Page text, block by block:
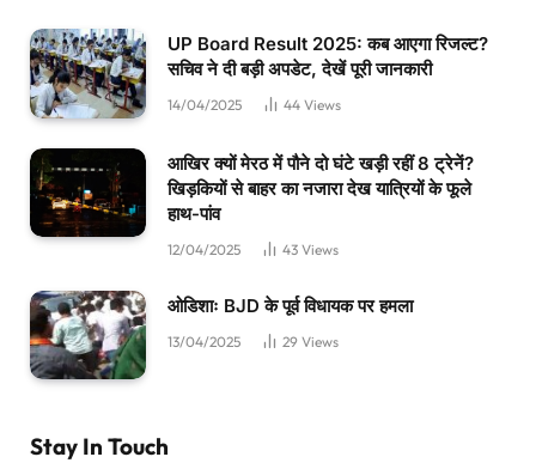
UP Board Result 2025: कब आएगा रिजल्ट?
सचिव ने दी बड़ी अपडेट, देखें पूरी जानकारी
14/04/2025 44 Views
आखिर क्यों मेरठ में पौने दो घंटे खड़ी रहीं 8 ट्रेनें?
खिड़कियों से बाहर का नजारा देख यात्रियों के फूले
हाथ-पांव
12/04/2025 43 Views
ओडिशाः BJD के पूर्व विधायक पर हमला
13/04/2025 29 Views
Stay In Touch